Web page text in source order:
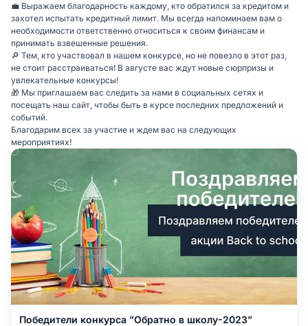
💼 Выражаем благодарность каждому, кто обратился за кредитом и
захотел испытать кредитный лимит. Мы всегда напоминаем вам о
необходимости ответственно относиться к своим финансам и
принимать взвешенные решения.
🔎 Тем, кто участвовал в нашем конкурсе, но не повезло в этот раз,
не стоит расстраиваться! В августе вас ждут новые сюрпризы и
увлекательные конкурсы!
🎁 Мы приглашаем вас следить за нами в социальных сетях и
посещать наш сайт, чтобы быть в курсе последних предложений и
событий.
Благодарим всех за участие и ждем вас на следующих
мероприятиях!
Победители конкурса ”Обратно в школу-2023”